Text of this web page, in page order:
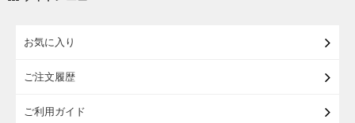
お気に入り
ご注文履歴
ご利用ガイド